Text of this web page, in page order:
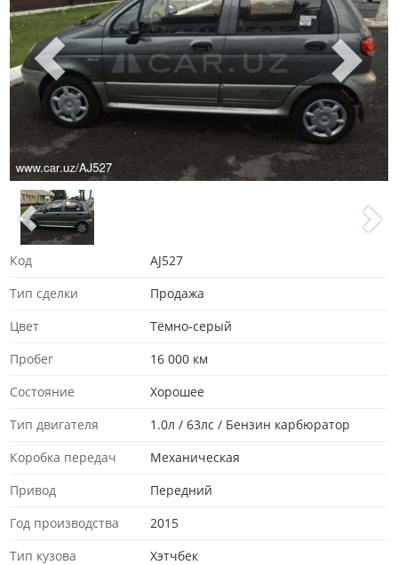
Код
AJ527
Тип сделки
Продажа
Цвет
Тёмно-серый
Пробег
16 000 км
Состояние
Хорошee
Тип двигателя
1.0л / 63лс / Бензин карбюратор
Коробка передач
Механическая
Привод
Передний
Год производства
2015
Тип кузова
Хэтчбек